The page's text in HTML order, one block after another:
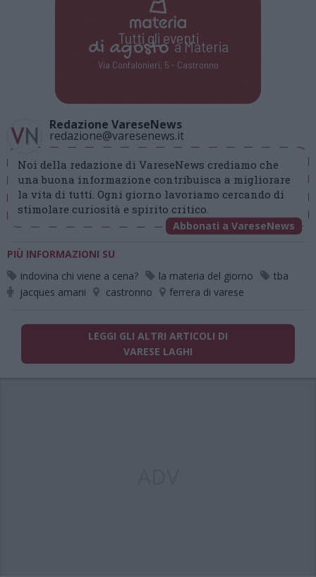
Tutti gli eventi
di agostoa Materia
Via Confalonieri, 5 - Castronno
Redazione VareseNews
redazione@varesenews.it
Noi della redazione di VareseNews crediamo che
una buona informazione contribuisca a migliorare
la vita di tutti. Ogni giorno lavoriamo cercando di
stimolare curiosità e spirito critico.
Abbonati a VareseNews
PIÙ INFORMAZIONI SU
indovina chi viene a cena?
la materia del giorno
tba
jacques amani
castronno ferrera di varese
LEGGI GLI ALTRI ARTICOLI DI
VARESE LAGHI